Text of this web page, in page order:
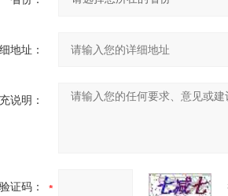
地址：
说明：
验证码：